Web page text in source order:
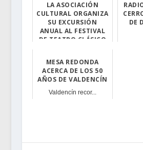
LA ASOCIACIÓN
CULTURAL ORGANIZA
SU EXCURSIÓN
ANUAL AL FESTIVAL
DE TEATRO CLÁSICO
Los asociados y...
DE
MESA REDONDA
ACERCA DE LOS 50
AÑOS DE VALDENCÍN
Valdencín recor...